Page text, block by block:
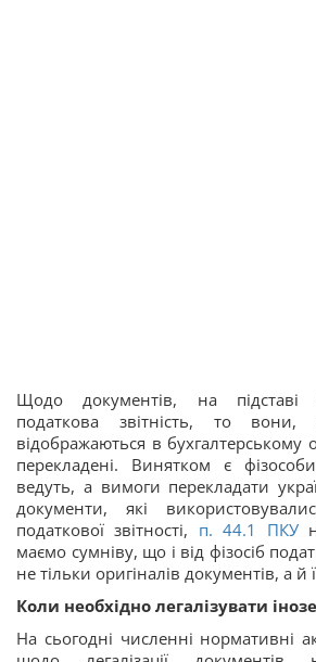
Щодо документів, на підставі
податкова звітність, то
відображаються в бухгалтерському
перекладені. Винятком є
ведуть, а вимоги перекладати
документи, які
податкової звітності, п. 44.1 ПКУ
маємо сумніву, що і від фізосіб
не тільки оригіналів документів, а й
Коли необхідно легалізувати
На сьогодні численні нормативні